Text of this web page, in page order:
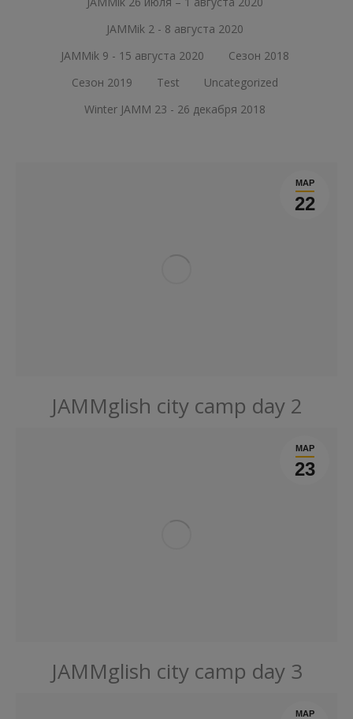
JAMMik 2 - 8 августа 2020
JAMMik 9 - 15 августа 2020
Сезон 2018
Сезон 2019
Test
Uncategorized
Winter JAMM 23 - 26 декабря 2018
МАР
22
JAMMglish city camp day 2
МАР
23
JAMMglish city camp day 3
МАР